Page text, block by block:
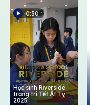
0:30
Học sinh Riverside
trang trí Tết Ất Tỵ
2025